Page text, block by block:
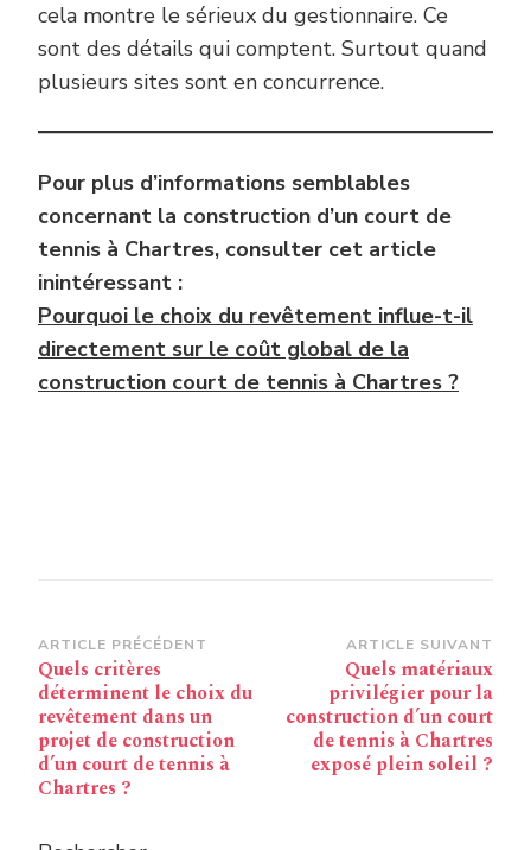
cela montre le sérieux du gestionnaire. Ce
sont des détails qui comptent. Surtout quand
plusieurs sites sont en concurrence.
Pour plus d’informations semblables
concernant la construction d’un court de
tennis à Chartres, consulter cet article
inintéressant :
Pourquoi le choix du revêtement influe-t-il
directement sur le coût global de la
construction court de tennis à Chartres ?
Navigation
d’article
ARTICLE PRÉCÉDENT
Quels critères
déterminent le choix du
revêtement dans un
projet de construction
d’un court de tennis à
Chartres ?
ARTICLE SUIVANT
Quels matériaux
privilégier pour la
construction d’un court
de tennis à Chartres
exposé plein soleil ?